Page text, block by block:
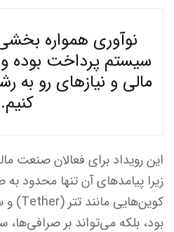
نوآوری همواره
سیستم پرداخت بوده و
مالی و نیازهای رو به
کنیم.
این رویداد برای فعالان صنعت
زیرا پیامدهای آن تنها محدود به
بود، بلکه می‌تواند بر صرافی‌ها،